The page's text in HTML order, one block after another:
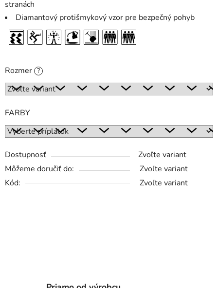
stranách
Diamantový protišmykový vzor pre bezpečný pohyb
Rozmer ?
FARBY
Dostupnosť
Zvoľte variant
Môžeme doručiť do:
Zvoľte variant
Kód:
Zvoľte variant